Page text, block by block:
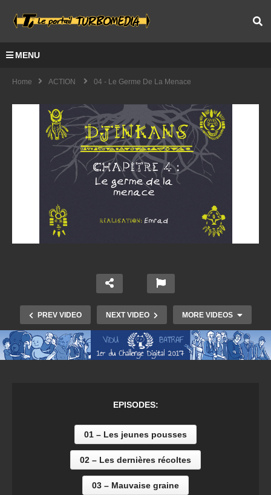
MENU
Home ACTION 04 - Le Germe De La Menace
PREV VIDEO NEXT VIDEO MORE VIDEOS
01 – Les jeunes pousses
EPISODES:
01 – Les jeunes pousses
02 – Les dernières récoltes
03 – Mauvaise graine